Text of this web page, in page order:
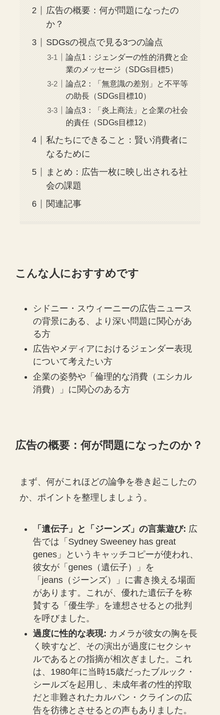
広告の概要：何が問題になったの
か？
SDGsの視点で見る3つの論点
論点1：ジェンダーの性的消費と企
業のメッセージ（SDGs目標5）
論点2：「無意識の差別」と不平等
の助長（SDGs目標10）
論点3：「炎上商法」と企業の社会
的責任（SDGs目標12）
私たちにできること：賢い消費者に
なるために
まとめ：広告一枚に映し出される社
会の課題
関連記事
こんな人におすすめです
シドニー・スウィーニーの広告ニュース
の背景にある、より深い問題に関心があ
る方
広告やメディアにおけるジェンダー表現
について考えたい方
企業の姿勢や「倫理的な消費（エシカル
消費）」に関心のある方
広告の概要：何が問題になったのか？
まず、何がこれほどの論争を巻き起こしたの
か、ポイントを整理しましょう。
「遺伝子」と「ジーンズ」の言葉遊び: 広
告では「Sydney Sweeney has great
genes」というキャッチコピーが使われ、
彼女が「genes（遺伝子）」を
「jeans（ジーンズ）」に書き換える場面
があります。これが、優れた遺伝子を称
賛する「優生学」を連想させるとの批判
を呼びました。
過度に性的な表現: カメラが彼女の胸を長
く映すなど、その演出が過度にセクシャ
ルであるとの指摘が相次ぎました。これ
は、1980年に当時15歳だったブルック・
シールズを起用し、未成年者の性的搾取
だと非難されたカルバン・クラインの広
告を彷彿とさせるとの声もありました。